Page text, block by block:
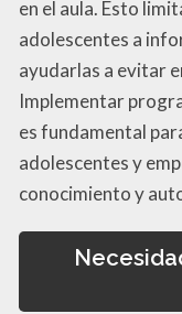
en el aula. Esto
adolescentes a
ayudarlas a evitar
Implementar
es fundamental
adolescentes y
conocimiento y